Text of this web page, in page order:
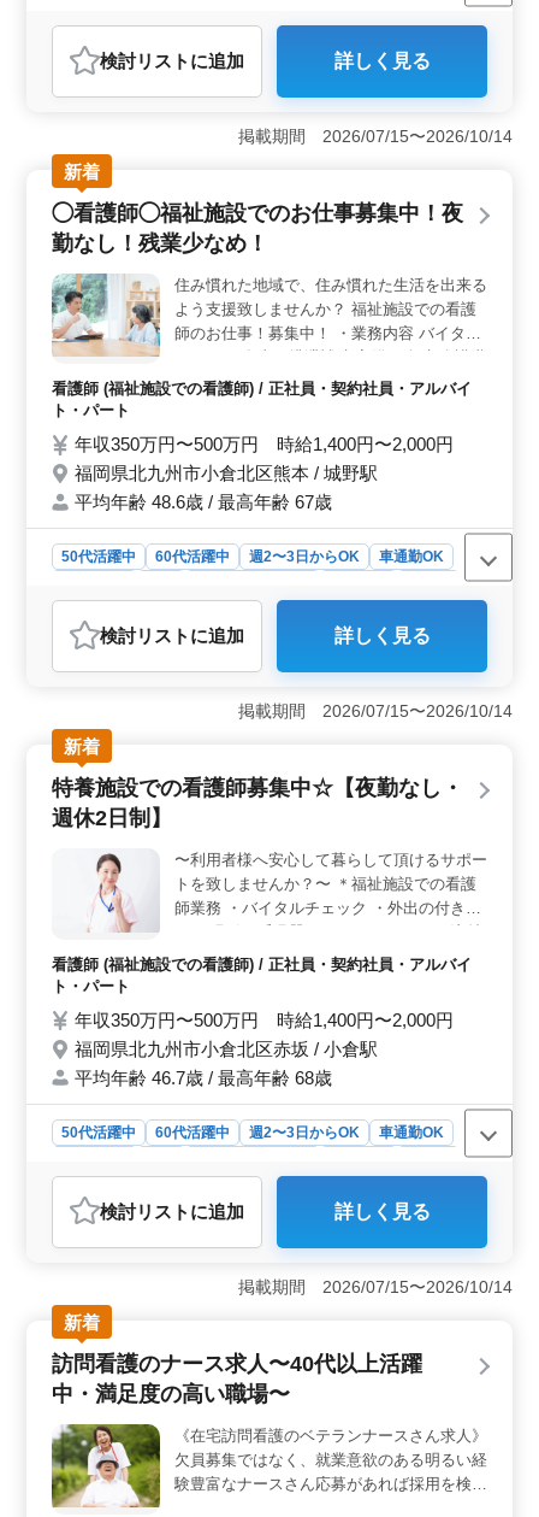
おすすめポイント
＜シニア世代活躍中！50代シニア活躍中！＞ 経験豊富
なシニアの方々が活躍する職場です。長年の経験を活か
し、安定した勤務環境の中で新たなチャレンジを楽しむ
ことができます。シニアの方々が多数活躍しているた
め、経験の共有や助け合いが行われ、働きやすい環境が
整っています。 ＜業務内容＞ 利用者様の日常生活
をサポートするために、バイタルチェックや医療処置の
看護業務に携わります。また、レクリエーションの補助
など、利用者様が快適な毎日を送れるようサポートを行
います。 ＜車通勤可能＞ 無料駐車場完備で、車通
勤が可能です。通勤のストレスを軽減し、通勤時間を有
効に活用できます。また、交通の便の良さから、地域の
方々にも利用されやすい環境です。
検討リスト に追加 詳しく見る
掲載期間 2026/07/15〜2026/10/14
新着
◯看護師◯福祉施設でのお仕事募集中！夜
勤なし！残業少なめ！
住み慣れた地域で、住み慣れた生活を出来る
よう支援致しませんか？ 福祉施設での看護
師のお仕事！募集中！ ・業務内容 バイタル
員への医療に関する指導 簡単な医療処置 等
るベテランの方！週5日勤務可能な方！歓迎
致します♪ 皆様のご応募お待ちしておりま
す！
看護師 (福祉施設での看護師) / 正社員・契約社員・アルバイ
ト・パート
年収350万円〜500万円 時給1,400円〜2,000円
福岡県北九州市小倉北区熊本 / 城野駅
平均年齢 48.6歳 / 最高年齢 67歳
50代活躍中 60代活躍中 週2〜3日からOK
車通勤OK
おすすめポイント
＜夜勤なし＆週休2日制＞ 夜勤がなく、週に2日の休日
があるので、看護師としての働きやすさが特徴です。プ
ライベートの時間を大切にしながら、充実した仕事を実
践できる環境が整っています。地域に密着した福祉施設
で、地域の方々の健康を支えるやりがいのあるお仕事で
す。 ＜福祉施設での看護業務＞ 利用者様の日常生
活をサポートしながら、心身ともに安心して過ごせるよ
食事・排泄補助、入浴介助などの身体的なケアから、医
療処置や介護職員への指導まで、幅広い業務を通じて、
利用者様の生活を支えます。 ＜経験者歓迎＞ 看護
師実務経験5年以上の方を歓迎し、経験豊富な方々のご活
躍を期待しています。地域に根ざした福祉活動に貢献
し、利用者様やそのご家族に安心と信頼を提供する重要
な役割を果たすことが可能です。
検討リスト に追加 詳しく見る
掲載期間 2026/07/15〜2026/10/14
新着
特養施設での看護師募集中☆【夜勤なし・
週休2日制】
〜利用者様へ安心して暮らして頂けるサポー
トを致しませんか？〜 ＊福祉施設での看護
師業務 ・バイタルチェック ・外出の付き添
＊ポイント ・夜勤なし ・週休2日制 ・車通
ります！
看護師 (福祉施設での看護師) / 正社員・契約社員・アルバイ
ト・パート
年収350万円〜500万円 時給1,400円〜2,000円
福岡県北九州市小倉北区赤坂 / 小倉駅
平均年齢 46.7歳 / 最高年齢 68歳
50代活躍中 60代活躍中 週2〜3日からOK
車通勤OK
アルバイト・パート
おすすめポイント
＜夜勤なし＆週休2日制＞ 夜勤がなく、週に2日の休日
が確保されているので、看護師として働きながら、家族
や趣味、自己成長に時間を充てることが可能です。健康
的な生活リズムを維持しながら、長く働ける環境が整っ
ています。 ＜福祉施設での看護業務＞ 利用者様の
健康管理や生活サポートに専念し、心身ともに安心して
過ごせる環境を提供します。バイタルチェックから始ま
がら、利用者様の笑顔を支えます。 ＜経験者歓迎
＞ 看護師実務経験5年以上のベテラン層を歓迎してお
り、経験豊富な方々がチームを支え、安定したサービス
を提供しています。これまでの経験やスキルを活かし、
検討リスト に追加 詳しく見る
掲載期間 2026/07/15〜2026/10/14
新着
訪問看護のナース求人〜40代以上活躍
中・満足度の高い職場〜
《在宅訪問看護のベテランナースさん求人》
欠員募集ではなく、就業意欲のある明るい経
験豊富なナースさん応募があれば採用を検